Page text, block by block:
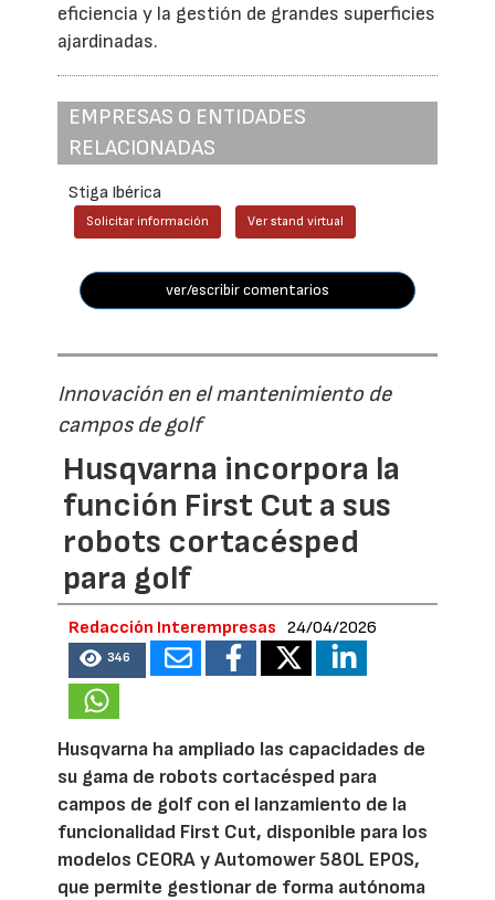
eficiencia y la gestión de grandes superficies
ajardinadas.
EMPRESAS O ENTIDADES
RELACIONADAS
Stiga Ibérica
Solicitar información Ver stand virtual
ver/escribir comentarios
Innovación en el mantenimiento de
campos de golf
Husqvarna incorpora la
función First Cut a sus
robots cortacésped
para golf
Redacción Interempresas 24/04/2026
346
Husqvarna ha ampliado las capacidades de
su gama de robots cortacésped para
campos de golf con el lanzamiento de la
funcionalidad First Cut, disponible para los
modelos CEORA y Automower 580L EPOS,
que permite gestionar de forma autónoma